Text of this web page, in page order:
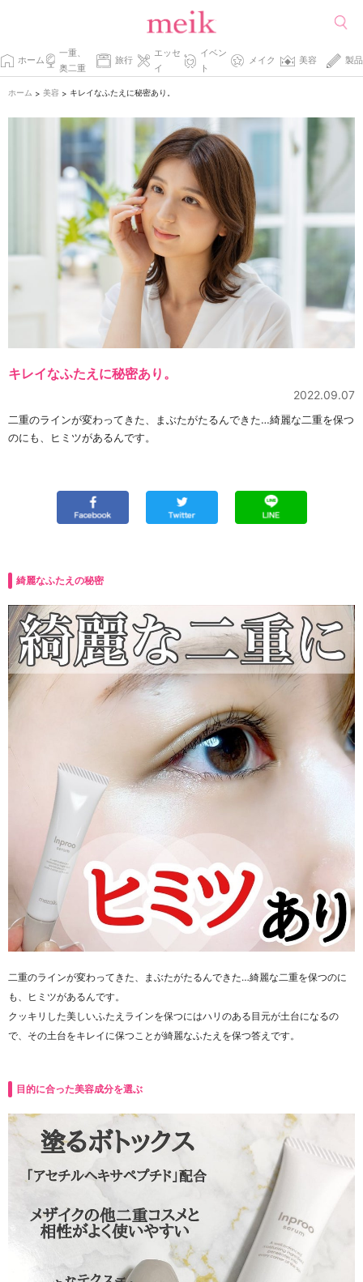
ホーム
一重、
奥二重
旅行
エッセ
イ
イベン
ト
メイク 美容 製品
ホーム > 美容 > キレイなふたえに秘密あり。
キレイなふたえに秘密あり。
2022.09.07
二重のラインが変わってきた、まぶたがたるんできた…綺麗な二重を保つ
のにも、ヒミツがあるんです。
綺麗なふたえの秘密
二重のラインが変わってきた、まぶたがたるんできた…綺麗な二重を保つのに
も、ヒミツがあるんです。
クッキリした美しいふたえラインを保つにはハリのある目元が土台になるの
で、その土台をキレイに保つことが綺麗なふたえを保つ答えです。
目的に合った美容成分を選ぶ